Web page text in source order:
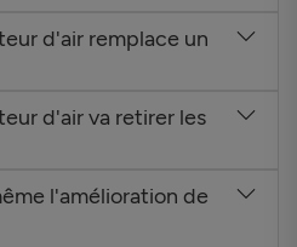
d'air remplace un
d'air va retirer les
l'amélioration de